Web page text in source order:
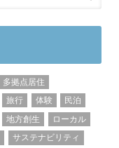
多拠点居住
旅行 体験
民泊
地方創生
ローカル
サステナビリティ